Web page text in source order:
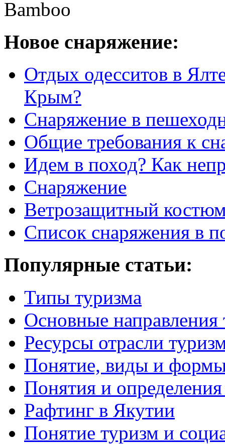
Новое снаряжение:
Отдых одесситов в
Крым?
Снаряжение в
Общие требования к
Идем в поход? Как
Снаряжение
Ветрозащитный
Список снаряжения в
Популярные статьи:
Типы туризма
Основные направления
Ресурсы отрасли
Понятие, виды и
Понятия и
Рафтинг в Якутии
Понятие туризм и